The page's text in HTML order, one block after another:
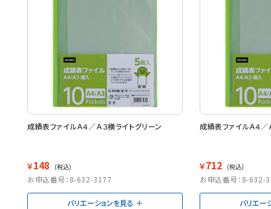
成績表ファイルＡ４／Ａ３横ライトグリーン
￥148 (税込)
お申込番号：8-632-3177
バリエーションを見る
成績表ファイルＡ４
￥712 (税込)
お申込番号：8-632-
バリエー